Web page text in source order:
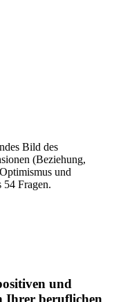
Bild des
(Beziehung,
und
54 Fragen.
und
Ihrer beruflichen